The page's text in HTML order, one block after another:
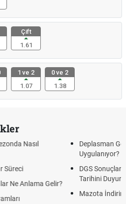
Çift
1.61
1 ve 2
1.07
0 ve 2
1.38
Hangi Organizasyonlarda
Açıklanacak 2026? ÖSYM Sonuç
Fiyatlarında Son Durum